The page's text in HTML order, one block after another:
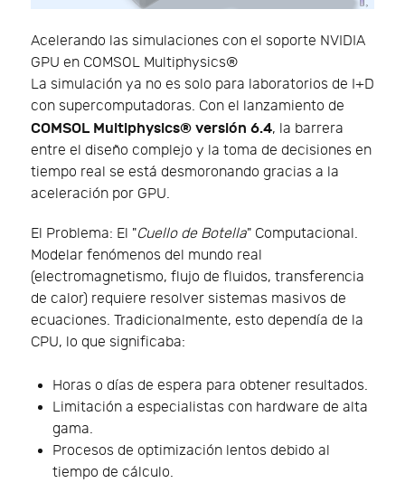
Acelerando las simulaciones con el soporte NVIDIA
GPU en COMSOL Multiphysics®
La simulación ya no es solo para laboratorios de I+D
con supercomputadoras. Con el lanzamiento de
COMSOL Multiphysics® versión 6.4, la barrera
entre el diseño complejo y la toma de decisiones en
tiempo real se está desmoronando gracias a la
aceleración por GPU.
El Problema: El "Cuello de Botella" Computacional.
Modelar fenómenos del mundo real
(electromagnetismo, flujo de fluidos, transferencia
de calor) requiere resolver sistemas masivos de
ecuaciones. Tradicionalmente, esto dependía de la
CPU, lo que significaba:
Horas o días de espera para obtener resultados.
Limitación a especialistas con hardware de alta
gama.
Procesos de optimización lentos debido al
tiempo de cálculo.